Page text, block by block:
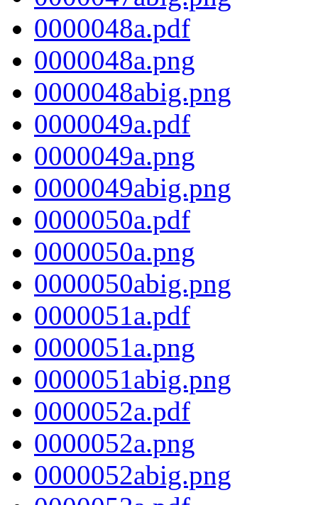
0000048a.pdf
0000048a.png
0000048abig.png
0000049a.pdf
0000049a.png
0000049abig.png
0000050a.pdf
0000050a.png
0000050abig.png
0000051a.pdf
0000051a.png
0000051abig.png
0000052a.pdf
0000052a.png
0000052abig.png